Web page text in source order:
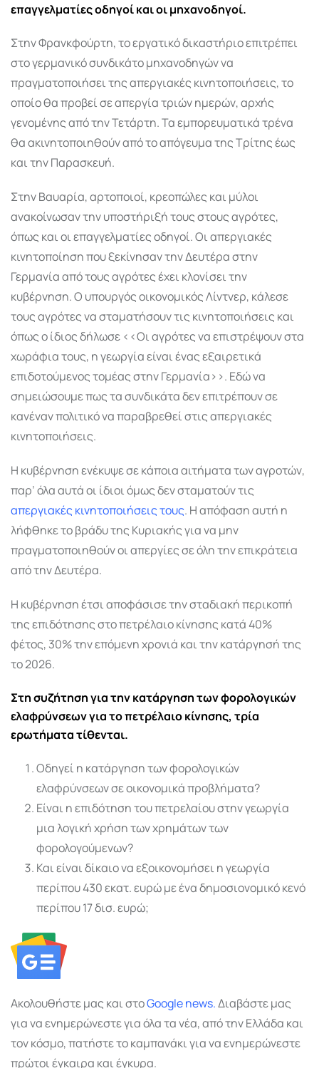
επαγγελματίες οδηγοί και οι μηχανοδηγοί.
Στην Φρανκφούρτη, το εργατικό δικαστήριο επιτρέπει
στο γερμανικό συνδικάτο μηχανοδηγών να
πραγματοποιήσει της απεργιακές κινητοποιήσεις, το
οποίο θα προβεί σε απεργία τριών ημερών, αρχής
γενομένης από την Τετάρτη. Τα εμπορευματικά τρένα
θα ακινητοποιηθούν από το απόγευμα της Τρίτης έως
και την Παρασκευή.
Στην Βαυαρία, αρτοποιοί, κρεοπώλες και μύλοι
ανακοίνωσαν την υποστήριξή τους στους αγρότες,
όπως και οι επαγγελματίες οδηγοί. Οι απεργιακές
κινητοποίηση που ξεκίνησαν την Δευτέρα στην
Γερμανία από τους αγρότες έχει κλονίσει την
κυβέρνηση. Ο υπουργός οικονομικός Λίντνερ, κάλεσε
τους αγρότες να σταματήσουν τις κινητοποιήσεις και
όπως ο ίδιος δήλωσε <<Οι αγρότες να επιστρέψουν στα
χωράφια τους, η γεωργία είναι ένας εξαιρετικά
επιδοτούμενος τομέας στην Γερμανία>>. Εδώ να
σημειώσουμε πως τα συνδικάτα δεν επιτρέπουν σε
κανέναν πολιτικό να παραβρεθεί στις απεργιακές
κινητοποιήσεις.
Η κυβέρνηση ενέκυψε σε κάποια αιτήματα των αγροτών,
παρ’ όλα αυτά οι ίδιοι όμως δεν σταματούν τις
απεργιακές κινητοποιήσεις τους. Η απόφαση αυτή η
λήφθηκε το βράδυ της Κυριακής για να μην
πραγματοποιηθούν οι απεργίες σε όλη την επικράτεια
από την Δευτέρα.
Η κυβέρνηση έτσι αποφάσισε την σταδιακή περικοπή
της επιδότησης στο πετρέλαιο κίνησης κατά 40%
φέτος, 30% την επόμενη χρονιά και την κατάργησή της
το 2026.
Στη συζήτηση για την κατάργηση των φορολογικών
ελαφρύνσεων για το πετρέλαιο κίνησης, τρία
ερωτήματα τίθενται.
Οδηγεί η κατάργηση των φορολογικών
ελαφρύνσεων σε οικονομικά προβλήματα?
Είναι η επιδότηση του πετρελαίου στην γεωργία
μια λογική χρήση των χρημάτων των
φορολογούμενων?
Και είναι δίκαιο να εξοικονομήσει η γεωργία
περίπου 430 εκατ. ευρώ με ένα δημοσιονομικό κενό
περίπου 17 δισ. ευρώ;
Ακολουθήστε μας και στοGooglenews.Διαβάστε μας
για να ενημερώνεστε για όλα τα νέα, από την Ελλάδα και
τον κόσμο, πατήστε το καμπανάκι για να ενημερώνεστε
πρώτοι έγκαιρα και έγκυρα.